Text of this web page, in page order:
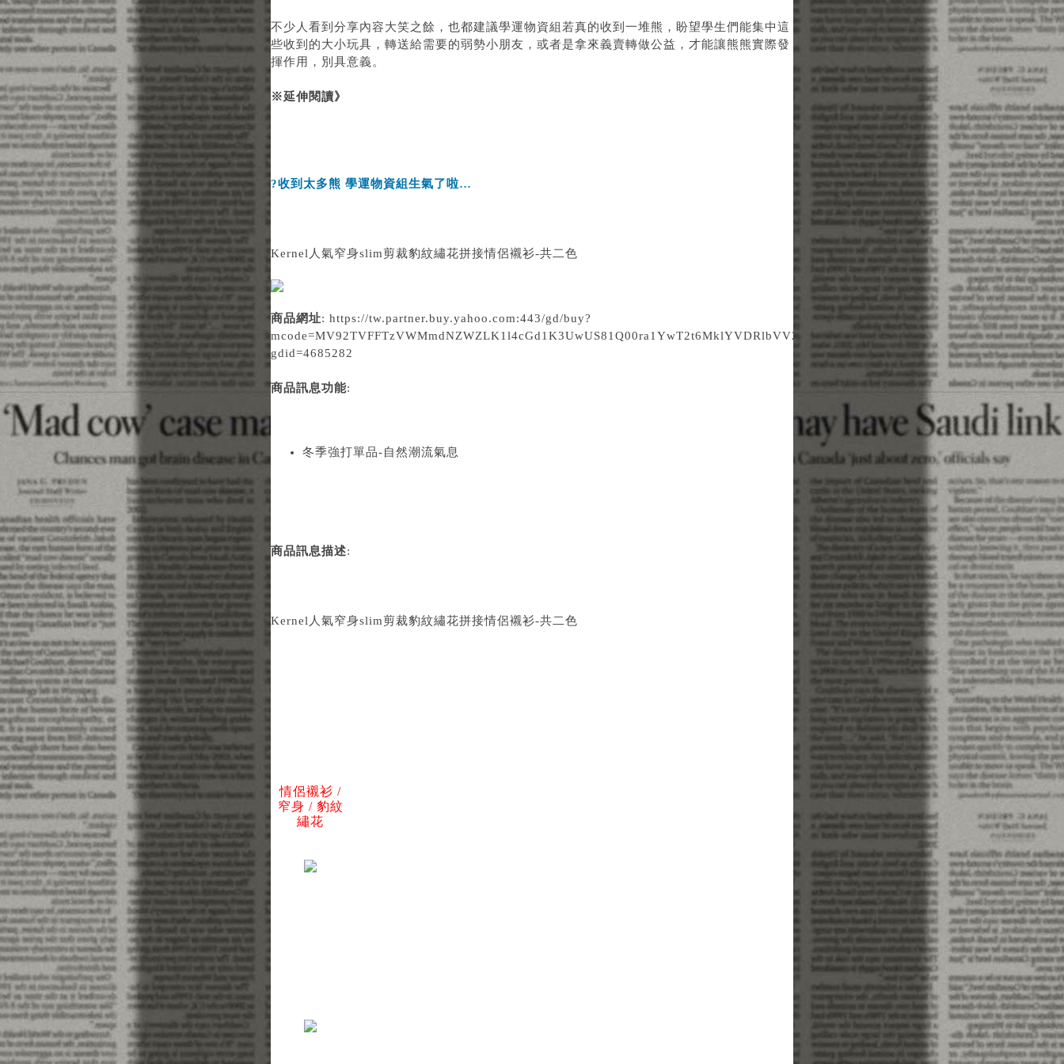
不少人看到分享內容大笑之餘，也都建議學運物資組若真的收到一堆熊，盼望學生們能集中這
些收到的大小玩具，轉送給需要的弱勢小朋友，或者是拿來義賣轉做公益，才能讓熊熊實際發
揮作用，別具意義。
※延伸閱讀》
?收到太多熊 學運物資組生氣了啦…
Kernel人氣窄身slim剪裁豹紋繡花拼接情侶襯衫-共二色
商品網址: https://tw.partner.buy.yahoo.com:443/gd/buy?
mcode=MV92TVFFTzVWMmdNZWZLK1l4cGd1K3UwUS81Q00ra1YwT2t6MklYVDRlbVVZPQ==&url=https://tw.buy.yahoo.com/gdsale/
gdid=4685282
商品訊息功能:
冬季強打單品-自然潮流氣息
商品訊息描述:
Kernel人氣窄身slim剪裁豹紋繡花拼接情侶襯衫-共二色
情侶襯衫 /
窄身 / 豹紋
繡花